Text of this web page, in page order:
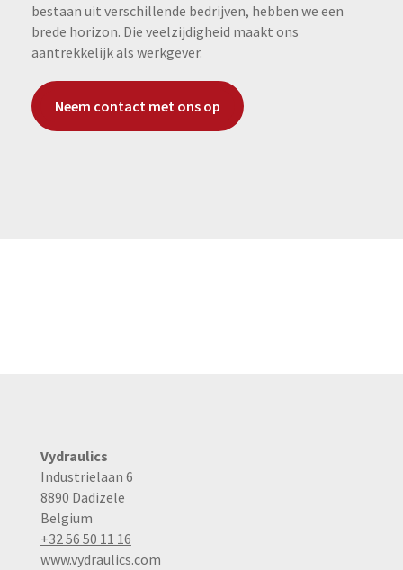
bestaan uit verschillende bedrijven, hebben we een
brede horizon. Die veelzijdigheid maakt ons
aantrekkelijk als werkgever.
Neem contact met ons op
Vydraulics
Industrielaan 6
8890 Dadizele
Belgium
+32 56 50 11 16
www.vydraulics.com